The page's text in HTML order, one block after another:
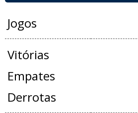
Jogos
Vitórias
Empates
Derrotas